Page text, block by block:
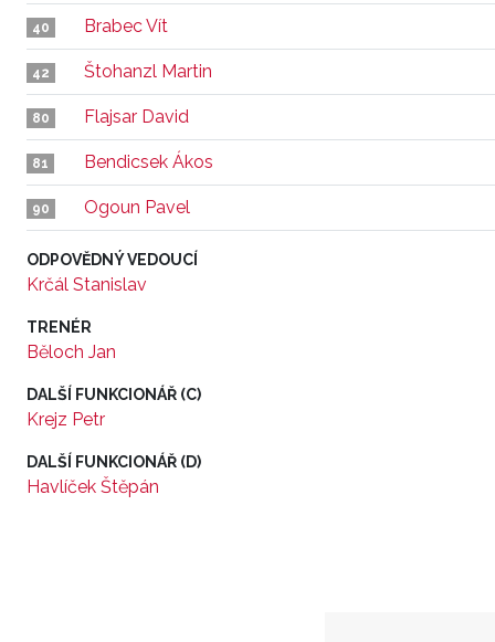
40 Brabec Vít
42 Štohanzl Martin
80 Flajsar David
81 Bendicsek Ákos
90 Ogoun Pavel
ODPOVĚDNÝ VEDOUCÍ
Krčál Stanislav
TRENÉR
Běloch Jan
DALŠÍ FUNKCIONÁŘ (C)
Krejz Petr
DALŠÍ FUNKCIONÁŘ (D)
Havlíček Štěpán